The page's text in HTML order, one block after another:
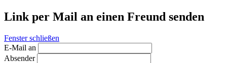
Link per Mail an einen Freund senden
Fenster schließen
E-Mail an
Absender